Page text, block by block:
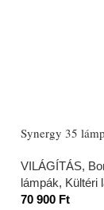
Synergy 35
VILÁGÍTÁS,
lámpák, Kültéri
70 900 Ft